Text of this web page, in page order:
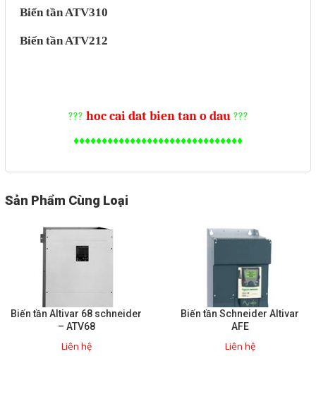
Biến tần ATV310
Biến tần ATV212
??? hoc cai dat bien tan o dau ???
♦♦♦♦♦♦♦♦♦♦♦♦♦♦♦♦♦♦♦♦♦♦♦♦♦♦♦♦♦♦
Sản Phẩm Cùng Loại
Biến tần Altivar 68 schneider
– ATV68
Liên hệ
Biến tần Schneider Altivar
AFE
Liên hệ